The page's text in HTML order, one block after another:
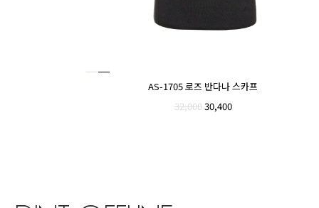
AS-1705 로즈 반다나 스카프
32,00030,400